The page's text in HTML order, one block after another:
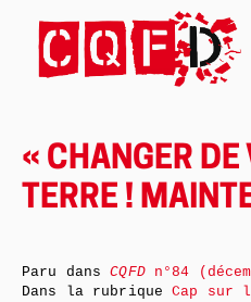
« CHANGER DE
TERRE !
Paru dansCQFDn°84
Dans la rubriqueCap sur